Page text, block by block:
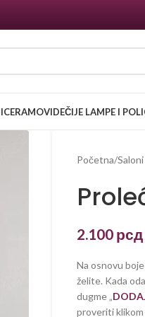
RAMOVIDEČIJE LAMPE I
Početna/
2.100 рсд
Na osnovu
želite. Kada
dugme „
proveriti klikom